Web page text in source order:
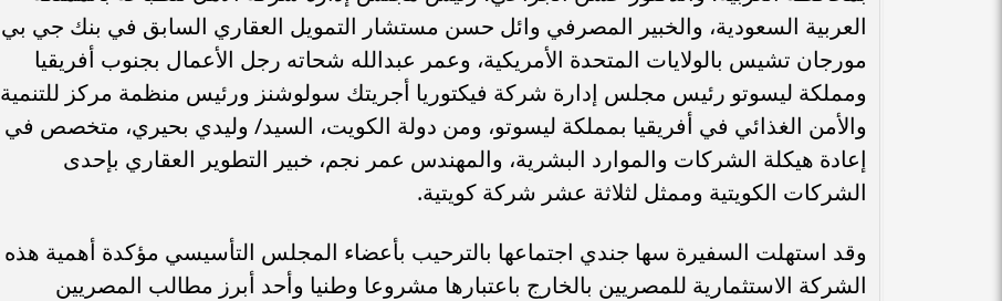
العربية السعودية، والخبير المصرفي وائل حسن مستشار التمويل العقاري السابق في بنك جي بي
مورجان تشيس بالولايات المتحدة الأمريكية، وعمر عبدالله شحاته رجل الأعمال بجنوب أفريقيا
ومملكة ليسوتو رئيس مجلس إدارة شركة فيكتوريا أجريتك سولوشنز ورئيس منظمة مركز للتنمية
والأمن الغذائي في أفريقيا بمملكة ليسوتو، ومن دولة الكويت، السيد/ وليدي بحيري، متخصص في
إعادة هيكلة الشركات والموارد البشرية، والمهندس عمر نجم، خبير التطوير العقاري بإحدى
الشركات الكويتية وممثل لثلاثة عشر شركة كويتية.
وقد استهلت السفيرة سها جندي اجتماعها بالترحيب بأعضاء المجلس التأسيسي مؤكدة أهمية هذه
الشركة الاستثمارية للمصريين بالخارج باعتبارها مشروعا وطنيا وأحد أبرز مطالب المصريين